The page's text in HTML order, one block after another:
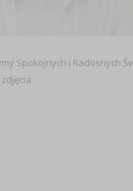
Spokojnych i Radosnych